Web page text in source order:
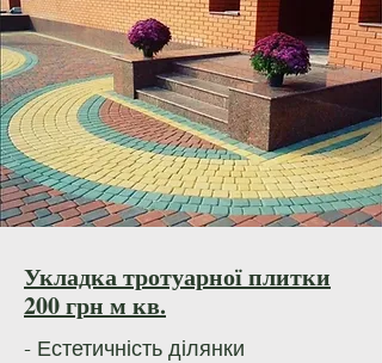
Укладка тротуарної плитки
200 грн м кв.
- Естетичність ділянки